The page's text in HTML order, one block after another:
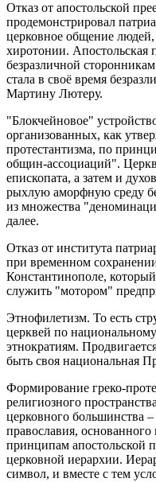
Отказ от апостольской
продемонстрировал
церковное общение
хиротонии. Апостольская
безразличной
стала в своё время
Мартину Лютеру.
"Блокчейновое"
организованных, как
протестантизма, по
общин-ассоциаций".
епископата, а затем и
рыхлую аморфную среду
из множества
далее.
Отказ от института
при временном
Константинополе,
служить "мотором"
Этнофилетизм. То есть
церквей по
этнократиям.
быть своя национальная
Формирование греко-
религиозного
церковного большинства
православия,
принципам апостольской
церковной иерархии.
символ, и вместе с тем